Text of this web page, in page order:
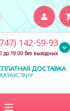
ДОСТАВКА
142-59-93
до 19:00 без выходных